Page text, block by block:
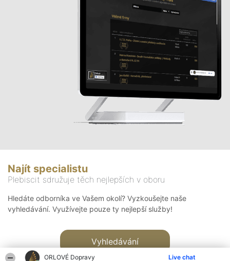
ORLOVÉ Dopravy Live chat
Najít specialistu
Plebiscit sdružuje těch nejlepších v oboru
Hledáte odborníka ve Vašem okolí? Vyzkoušejte naše
vyhledávání. Využívejte pouze ty nejlepší služby!
Vyhledávání